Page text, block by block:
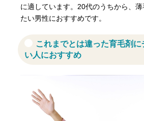
に適しています。20代のうちから、
たい男性におすすめです。
これまでとは違った育毛剤
い人におすすめ